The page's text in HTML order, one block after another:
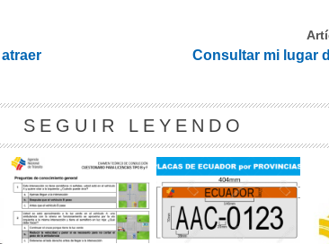
Consultar mi lugar
SEGUIR LEYENDO